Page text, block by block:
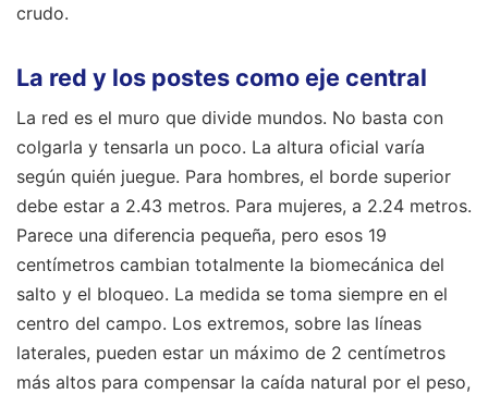
crudo.
La red y los postes como eje central
La red es el muro que divide mundos. No basta con
colgarla y tensarla un poco. La altura oficial varía
según quién juegue. Para hombres, el borde superior
debe estar a 2.43 metros. Para mujeres, a 2.24 metros.
Parece una diferencia pequeña, pero esos 19
centímetros cambian totalmente la biomecánica del
salto y el bloqueo. La medida se toma siempre en el
centro del campo. Los extremos, sobre las líneas
laterales, pueden estar un máximo de 2 centímetros
más altos para compensar la caída natural por el peso,